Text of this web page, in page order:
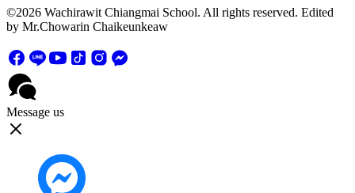
©2026 Wachirawit Chiangmai School. All rights reserved. Edited
by Mr.Chowarin Chaikeunkeaw
Message us